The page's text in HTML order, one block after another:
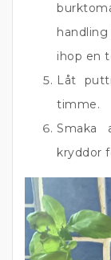
ihop en
Låt
timme.
Smaka
kryddor